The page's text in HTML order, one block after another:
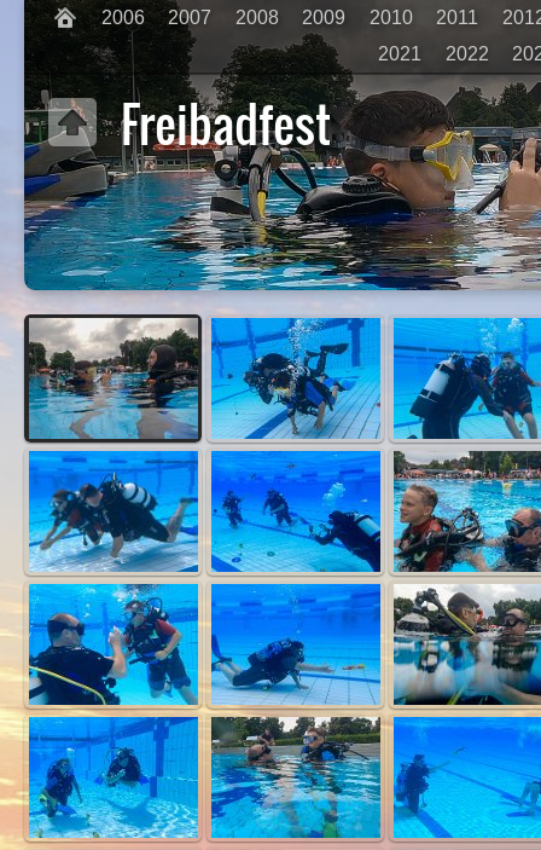
2006 2007 2008 2009 2010 2011
2021
2022
Freibadfest